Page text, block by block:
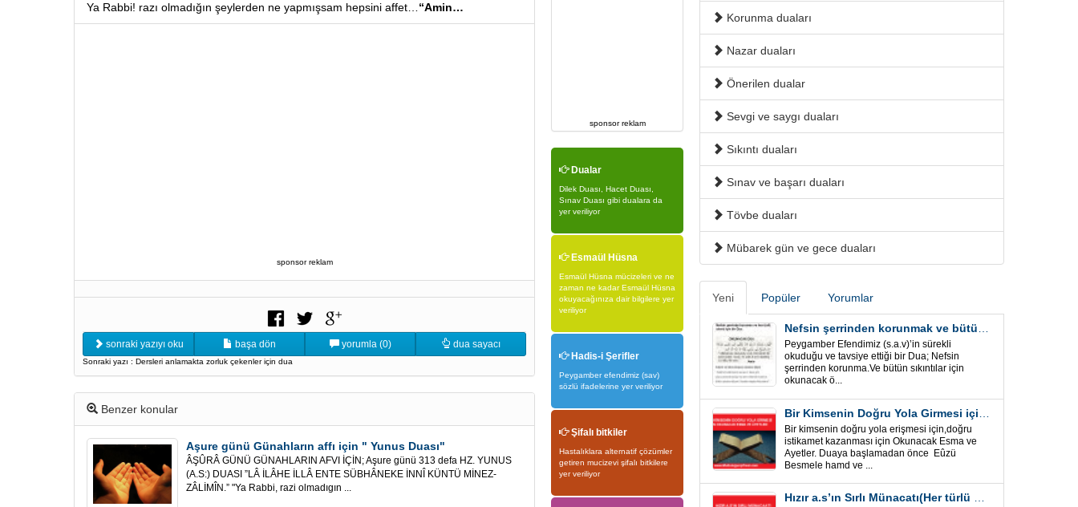
Ya Rabbi! razı olmadığın şeylerden ne yapmışsam hepsini affet… “Amin…
sponsor reklam
sonraki yazıyı oku başa dön yorumla (0) dua sayacı
Sonraki yazı : Dersleri anlamakta zorluk çekenler için dua
Benzer konular
Aşure günü Günahların affı için " Yunus Duası"
ÂŞÛRÂ GÜNÜ GÜNAHLARIN AFVI İÇİN; Aşure günü 313 defa HZ. YUNUS
(A.S:) DUASI ”LÂ İLÂHE İLLÂ ENTE SÜBHÂNEKE İNNÎ KÜNTÜ MİNEZ-
ZÂLİMÎN.” "Ya Rabbi, razi olmadıgın ...
sponsor reklam
Dualar
Dilek Duası, Hacet Duası,
Sınav Duası gibi dualara da
yer veriliyor
Esmaül Hüsna
Esmaül Hüsna mücizeleri ve ne
zaman ne kadar Esmaül Hüsna
okuyacağınıza dair bilgilere yer
veriliyor
Hadis-i Şerifler
Peygamber efendimiz (sav)
sözlü ifadelerine yer veriliyor
Şifalı bitkiler
Hastalıklara alternatif çözümler
getiren mucizevi şifalı bitkilere
yer veriliyor
Korunma duaları
Nazar duaları
Önerilen dualar
Sevgi ve saygı duaları
Sıkıntı duaları
Sınav ve başarı duaları
Tövbe duaları
Mübarek gün ve gece duaları
Yeni Popüler Yorumlar
Peygamber Efendimiz (s.a.v)’in sürekli
okuduğu ve tavsiye ettiği bir Dua; Nefsin
şerrinden korunma.Ve bütün sıkıntılar için
okunacak ö...
Bir kimsenin doğru yola erişmesi için,doğru
istikamet kazanması için Okunacak Esma ve
Ayetler. Duaya başlamadan önce Eûzü
Besmele hamd ve ...